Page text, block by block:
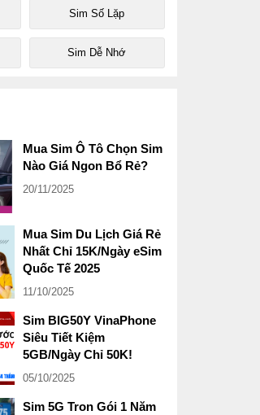
Sim Số Lặp
Sim Dễ Nhớ
Mua Sim Ô Tô Chọn Sim
Nào Giá Ngon Bổ Rẻ?
20/11/2025
Mua Sim Du Lịch Giá Rẻ
Nhất Chỉ 15K/Ngày eSim
Quốc Tế 2025
11/10/2025
Sim BIG50Y VinaPhone
Siêu Tiết Kiệm
5GB/Ngày Chỉ 50K!
05/10/2025
Sim 5G Tron Gói 1 Năm